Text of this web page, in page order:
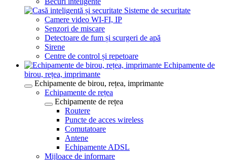
Sisteme de securitate
Camere video WI-FI, IP
Senzori de miscare
Detectoare de fum și scurgeri de apă
Sirene
Centre de control și repetoare
Echipamente de
birou, rețea, imprimante
Echipamente de birou, rețea, imprimante
Echipamente de rețea
Echipamente de rețea
Routere
Puncte de acces wireless
Comutatoare
Antene
Echipamente ADSL
Mijloace de informare